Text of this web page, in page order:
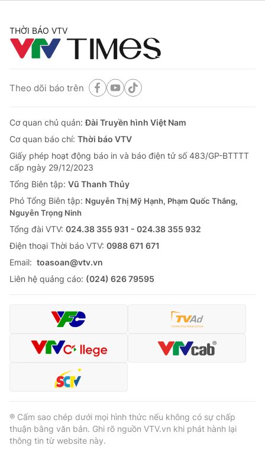
THỜI BÁO VTV
Theo dõi báo trên
Cơ quan chủ quản:Đài Truyền hình Việt Nam
Cơ quan báo chí: Thời báo VTV
Giấy phép hoạt động báo in và báo điện tử số 483/GP-BTTTT
cấp ngày 29/12/2023
Tổng Biên tập: Vũ Thanh Thủy
Phó Tổng Biên tập: Nguyễn Thị Mỹ Hạnh, Phạm Quốc Thắng,
Nguyễn Trọng Ninh
Tổng đài VTV: 024.38 355 931 - 024.38 355 932
Ðiện thoại Thời báo VTV: 0988 671 671
Email: toasoan@vtv.vn
Liên hệ quảng cáo: (024) 626 79595
® Cấm sao chép dưới mọi hình thức nếu không có sự chấp
thuận bằng văn bản. Ghi rõ nguồn VTV.vn khi phát hành lại
thông tin từ website này.